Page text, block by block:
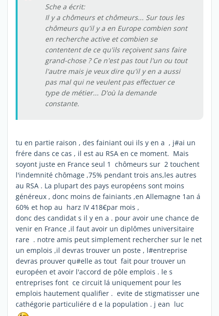
Sche a écrit:
Il y a chômeurs et chômeurs... Sur tous les
chômeurs qu'il y a en Europe combien sont
en recherche active et combien se
contentent de ce qu'ils reçoivent sans faire
grand-chose ? Ce n'est pas tout l'un ou tout
l'autre mais je veux dire qu'il y en a aussi
pas mal qui ne veulent pas effectuer ce
type de métier... D'où la demande
constante.
tu en partie raison , des fainiant oui ils y en a , j#ai un
frére dans ce cas , il est au RSA en ce moment. Mais
soyont juste en France seul 1 chômeurs sur 2 touchent
l'indemnité chômage ,75% pendant trois ans,les autres
au RSA . La plupart des pays européens sont moins
généreux , donc moins de fainiants ,en Allemagne 1an á
60% et hop au harz IV 418€par mois ,
donc des candidat s il y en a . pour avoir une chance de
venir en France ,il faut avoir un diplômes universitaire
rare . notre amis peut simplement rechercher sur le net
un emplois ,il devras trouver un poste , l#entreprise
devras prouver qu#elle as tout fait pour trouver un
européen et avoir l'accord de pôle emplois . le s
entreprises font ce circuit lá uniquement pour les
emplois hautement qualifier . evite de stigmatisser une
cathégorie particuliére d e la population . j ean luc